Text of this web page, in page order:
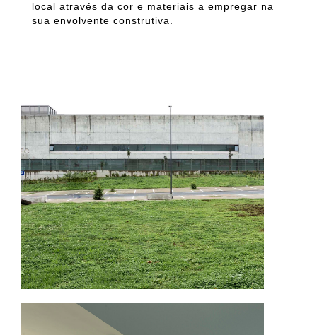
local através da cor e materiais a empregar na
sua envolvente construtiva.